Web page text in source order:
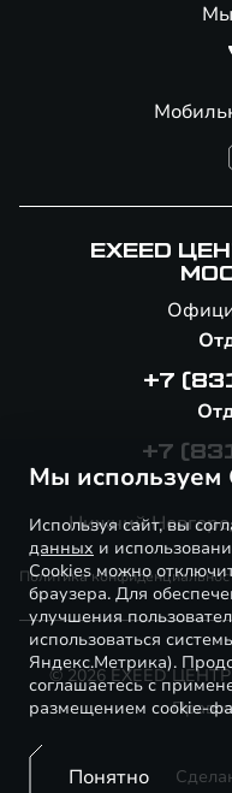
Мы
EXEED
+7
+7
Нижний
Политика
© 2026 EXEED
Мы используем
Используя сайт, вы
данных и
Cookies можно
браузера. Для
улучшения
использоваться
Яндекс.Метрика).
соглашаетесь с
размещением cookie-
Понятно